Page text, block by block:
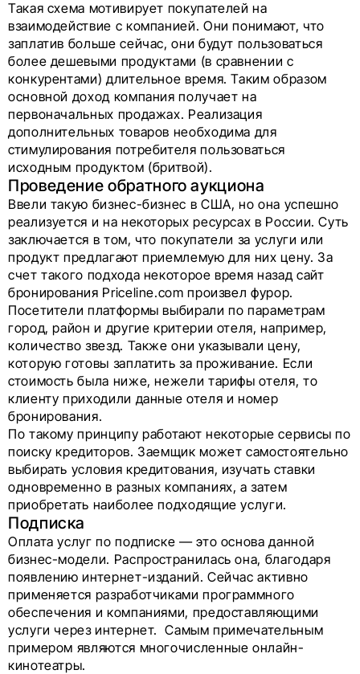
Такая схема мотивирует покупателей на
взаимодействие с компанией. Они понимают, что
заплатив больше сейчас, они будут пользоваться
более дешевыми продуктами (в сравнении с
конкурентами) длительное время. Таким образом
основной доход компания получает на
первоначальных продажах. Реализация
дополнительных товаров необходима для
стимулирования потребителя пользоваться
исходным продуктом (бритвой).
Проведение обратного аукциона
Ввели такую бизнес-бизнес в США, но она успешно
реализуется и на некоторых ресурсах в России. Суть
заключается в том, что покупатели за услуги или
продукт предлагают приемлемую для них цену. За
счет такого подхода некоторое время назад сайт
бронирования Priceline.com произвел фурор.
Посетители платформы выбирали по параметрам
город, район и другие критерии отеля, например,
количество звезд. Также они указывали цену,
которую готовы заплатить за проживание. Если
стоимость была ниже, нежели тарифы отеля, то
клиенту приходили данные отеля и номер
бронирования.
По такому принципу работают некоторые сервисы по
поиску кредиторов. Заемщик может самостоятельно
выбирать условия кредитования, изучать ставки
одновременно в разных компаниях, а затем
приобретать наиболее подходящие услуги.
Подписка
Оплата услуг по подписке — это основа данной
бизнес-модели. Распространилась она, благодаря
появлению интернет-изданий. Сейчас активно
применяется разработчиками программного
обеспечения и компаниями, предоставляющими
услуги через интернет. Самым примечательным
примером являются многочисленные онлайн-
кинотеатры.